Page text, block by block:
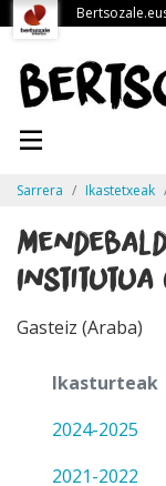
Sarrera Ikastetxeak
Institutua
Gasteiz (Araba)
Ikasturteak
2024-2025
2021-2022